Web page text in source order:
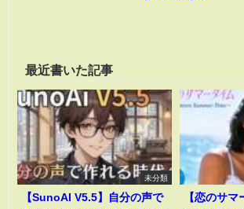
最近書いた記事
未分類
【SunoAI V5.5】自分の声で
【恋のサマ